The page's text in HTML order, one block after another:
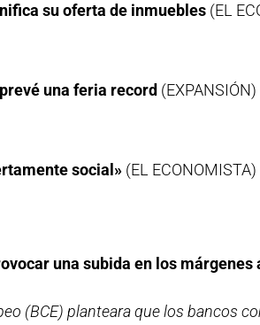
su oferta de inmuebles (EL
una feria record (EXPANSIÓN)
social» (EL ECONOMISTA)
una subida en los
(BCE) planteara que los bancos